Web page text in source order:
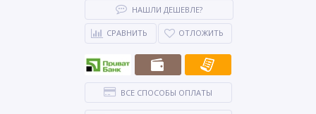
НАШЛИ ДЕШЕВЛЕ?
СРАВНИТЬ ОТЛОЖИТЬ
ВСЕ СПОСОБЫ ОПЛАТЫ